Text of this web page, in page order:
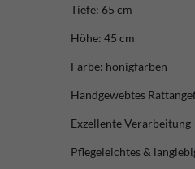
Tiefe: 65 cm
Höhe: 45 cm
Farbe: honigfarben
Handgewebtes
Exzellente Verarbeitung
Pflegeleichtes &